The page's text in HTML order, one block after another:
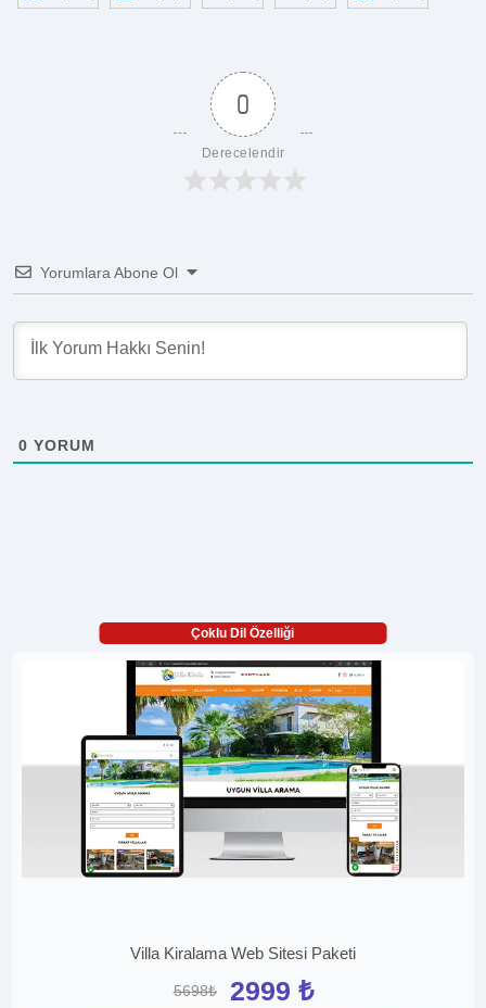
0
Derecelendir
Yorumlara Abone Ol
0 YORUM
Çoklu Dil Özelliği
Villa Kiralama Web Sitesi Paketi
5698₺ 2999 ₺